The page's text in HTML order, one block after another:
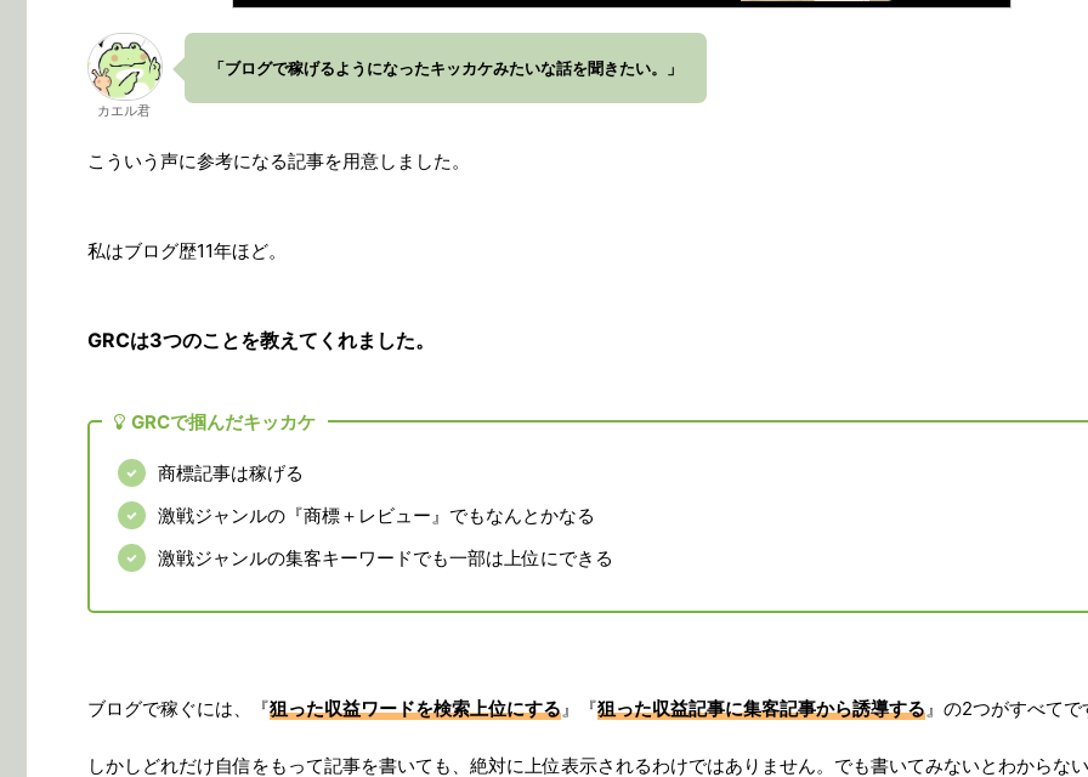
カエル君
「ブログで稼げるようになったキッカケみたいな話を聞きたい。」
こういう声に参考になる記事を用意しました。
私はブログ歴11年ほど。
GRCは3つのことを教えてくれました。
GRCで掴んだキッカケ
商標記事は稼げる
激戦ジャンルの『商標＋レビュー』でもなんとかなる
激戦ジャンルの集客キーワードでも一部は上位にできる
ブログで稼ぐには、『狙った収益ワードを検索上位にする』『狙った収益記事に集客記事から誘導する』の2つがすべてで
しかしどれだけ自信をもって記事を書いても、絶対に上位表示されるわけではありません。でも書いてみないとわからな